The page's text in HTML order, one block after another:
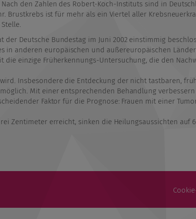
den Zahlen des Robert-Koch-Instituts sind in
Brustkrebs ist für mehr als ein Viertel aller
Deutsche Bundestag im Juni 2002 einstimmig
in anderen europäischen und außereuropäischen
die einzige Früherkennungs-Untersuchung, die den
Insbesondere die Entdeckung der nicht tastbaren,
Mit einer entsprechenden Behandlung
Faktor für die Prognose: Frauen mit einer
Zentimeter erreicht, sinken die Heilungsaussichten auf